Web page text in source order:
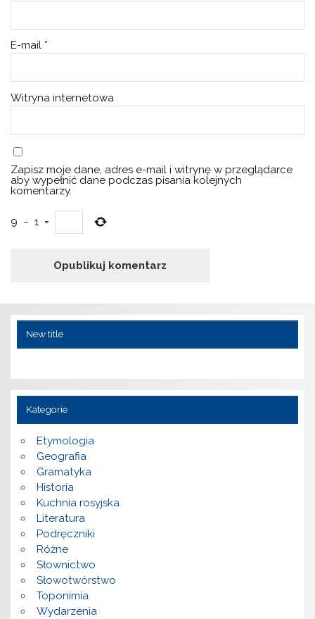
E-mail *
Witryna internetowa
Zapisz moje dane, adres e-mail i witrynę w przeglądarce
aby wypełnić dane podczas pisania kolejnych
komentarzy.
9 − 1 =
New title
Kategorie
Etymologia
Geografia
Gramatyka
Historia
Kuchnia rosyjska
Literatura
Podręczniki
Różne
Słownictwo
Słowotwórstwo
Toponimia
Wydarzenia